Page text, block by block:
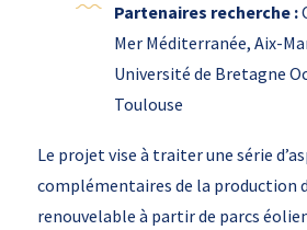
Partenaires recherche :
Mer Méditerranée, Aix-
Université de Bretagne
Toulouse
Le projet vise à traiter une série
complémentaires de la production
renouvelable à partir de parcs